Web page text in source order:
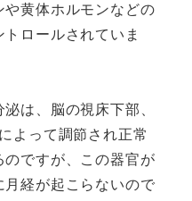
黄体ホルモンなどの
ロールされていま
は、脳の視床下部、
よって調節され正常
のですが、この器官が
月経が起こらないので